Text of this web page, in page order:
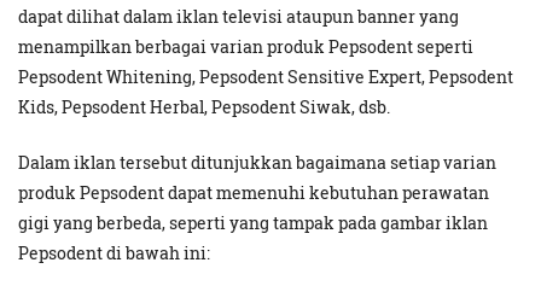
dapat dilihat dalam iklan televisi ataupun banner yang
menampilkan berbagai varian produk Pepsodent seperti
Pepsodent Whitening, Pepsodent Sensitive Expert, Pepsodent
Kids, Pepsodent Herbal, Pepsodent Siwak, dsb.
Dalam iklan tersebut ditunjukkan bagaimana setiap varian
produk Pepsodent dapat memenuhi kebutuhan perawatan
gigi yang berbeda, seperti yang tampak pada gambar iklan
Pepsodent di bawah ini: